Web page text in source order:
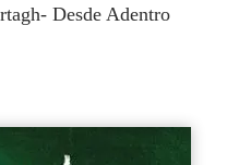
Desde Adentro